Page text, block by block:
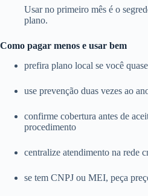
Usar no primeiro mês é o
plano.
Como pagar menos e usar bem
prefira plano local se você
use prevenção duas vezes ao
confirme cobertura antes de
procedimento
centralize atendimento na rede
se tem CNPJ ou MEI, peça